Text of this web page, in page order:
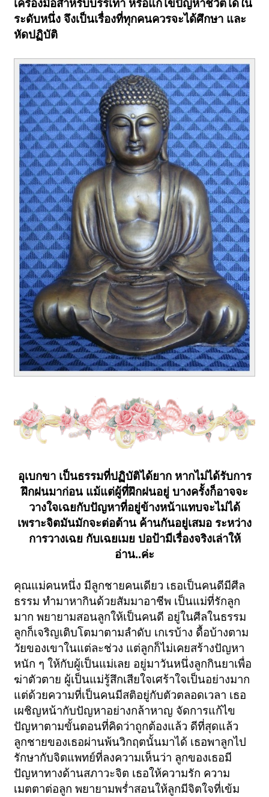
เครื่องมือสำหรับบรรเทา หรือแก้ไขปัญหาชีวิตได้ใน
ระดับหนึ่ง จึงเป็นเรื่องที่ทุกคนควรจะได้ศึกษา และ
หัดปฏิบัติ
อุเบกขา เป็นธรรมที่ปฏิบัติได้ยาก หากไม่ได้รับการ
ฝึกฝนมาก่อน แม้แต่ผู้ที่ฝึกฝนอยู่ บางครั้งก็อาจจะ
วางใจเฉยกับปัญหาที่อยู่ข้างหน้าแทบจะไม่ได้
เพราะจิตมันมักจะต่อต้าน ค้านกันอยู่เสมอ ระหว่าง
การวางเฉย กับเฉยเมย ปอป้ามีเรื่องจริงเล่าให้
อ่าน..ค่ะ
คุณแม่คนหนึ่ง มีลูกชายคนเดียว เธอเป็นคนดีมีศีล
ธรรม ทำมาหากินด้วยสัมมาอาชีพ เป็นแม่ที่รักลูก
มาก พยายามสอนลูกให้เป็นคนดี อยู่ในศีลในธรรม
ลูกก็เจริญเติบโตมาตามลำดับ เกเรบ้าง ดื้อบ้างตาม
วัยของเขาในแต่ละช่วง แต่ลูกก็ไม่เคยสร้างปัญหา
หนัก ๆ ให้กับผู้เป็นแม่เลย อยู่มาวันหนึ่งลูกกินยาเพื่อ
ฆ่าตัวตาย ผู้เป็นแม่รู้สึกเสียใจเศร้าใจเป็นอย่างมาก
แต่ด้วยความที่เป็นคนมีสติอยู่กับตัวตลอดเวลา เธอ
เผชิญหน้ากับปัญหาอย่างกล้าหาญ จัดการแก้ไข
ปัญหาตามขั้นตอนที่คิดว่าถูกต้องแล้ว ดีที่สุดแล้ว
ลูกชายของเธอผ่านพ้นวิกฤตนั้นมาได้ เธอพาลูกไป
รักษากับจิตแพทย์ที่ลงความเห็นว่า ลูกของเธอมี
ปัญหาทางด้านสภาวะจิต เธอให้ความรัก ความ
เมตตาต่อลูก พยายามพร่ำสอนให้ลูกมีจิตใจที่เข้ม